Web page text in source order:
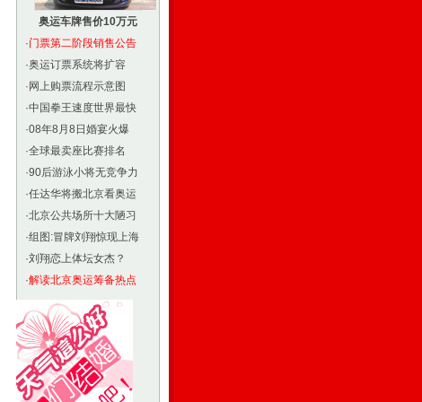
奥运车牌售价10万元
·门票第二阶段销售公告
·奥运订票系统将扩容
· 网上购票流程示意图
·中国拳王速度世界最快
·08年8月8日婚宴火爆
·全球最卖座比赛排名
·90后游泳小将无竞争力
·任达华将搬北京看奥运
·北京公共场所十大陋习
·组图:冒牌刘翔惊现上海
·刘翔恋上体坛女杰？
·解读北京奥运筹备热点